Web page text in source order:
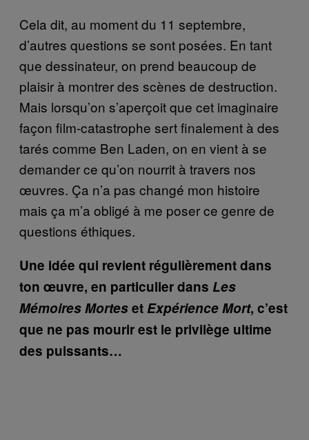
Cela dit, au moment du 11 septembre,
d’autres questions se sont posées. En tant
que dessinateur, on prend beaucoup de
plaisir à montrer des scènes de destruction.
Mais lorsqu’on s’aperçoit que cet imaginaire
façon film-catastrophe sert finalement à des
tarés comme Ben Laden, on en vient à se
demander ce qu’on nourrit à travers nos
œuvres. Ça n’a pas changé mon histoire
mais ça m’a obligé à me poser ce genre de
questions éthiques.
Une idée qui revient régulièrement dans
ton œuvre, en particulier dans Les
Mémoires Morteset Expérience Mort, c’est
que ne pas mourir est le privilège ultime
des puissants…